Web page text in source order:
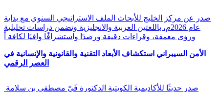
صدر عن مركز الخليج للأبحاث الملف الاستراتيجي السنوي مع بداية
عام 2026م، باللغتين العربية والانجليزية وتضمن دراسات تحليلية
ورؤى معمقة، وقراءات دقيقة ورصدًا واستشرافًا وافيًا لكافة أ
الأمن السيبراني استكشاف الأبعاد التقنية والقانونية والإنسانية في
العصر الرقمي